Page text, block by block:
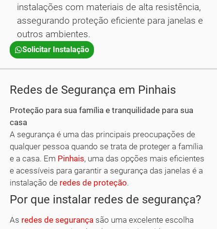
instalações com materiais de alta resistência,
assegurando proteção eficiente para janelas e
outros ambientes.
Solicitar Instalação
Redes de Segurança em Pinhais
Proteção para sua família e tranquilidade para sua
casa
A segurança é uma das principais preocupações de
qualquer pessoa quando se trata de proteger a família
e a casa. Em Pinhais, uma das opções mais eficientes
e acessíveis para garantir a segurança das janelas é a
instalação de redes de proteção.
Por que instalar redes de segurança?
As redes de segurança são uma excelente escolha